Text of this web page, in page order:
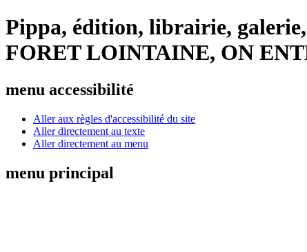
Pippa, édition, librairie,
FORET LOINTAINE, ON
menu accessibilité
Aller aux règles d'accessibilité du site
Aller directement au texte
Aller directement au menu
menu principal